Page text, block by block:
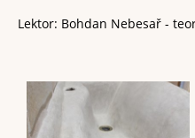
Lektor: Bohdan Nebesař -